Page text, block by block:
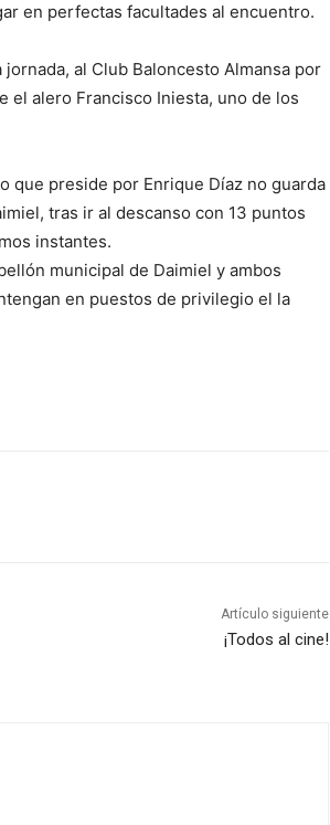
en perfectas facultades al encuentro.
al Club Baloncesto Almansa por
el alero Francisco Iniesta, uno de los
que preside por Enrique Díaz no guarda
tras ir al descanso con 13 puntos
instantes.
municipal de Daimiel y ambos
en puestos de privilegio el la
Artículo siguiente
¡Todos al cine!